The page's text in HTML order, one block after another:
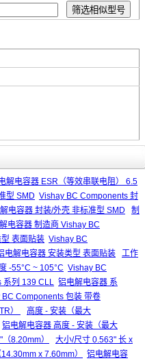
解电容器 ESR（等效串联电阻） 6.5
型 SMD Vishay BC Components 封
电容器 封装/外壳 非标准型 SMD
制
电容器 制造商 Vishay BC
表面贴装 Vishay BC
电解电容器 安装类型 表面贴装
工作
-55°C ~ 105°C Vishay BC
系列 139 CLL 铝电解电容器 系
Components 包装 带卷
）
高度 - 安装（最大
铝电解电容器 高度 - 安装（最大
8.20mm）
大小/尺寸 0.563" 长 x
x 7.60mm）
铝电解电容